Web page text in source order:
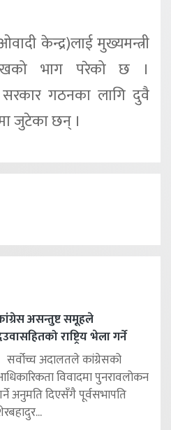
केन्द्र)लाई मुख्यमन्त्री
भाग परेको छ ।
सरकार गठनका लागि दुवै
जुटेका छन् ।
असन्तुष्ट समूहले
राष्ट्रिय भेला गर्ने
सर्वोच्च अदालतले कांग्रेसको
विवादमा पुनरावलोकन
अनुमति दिएसँगै पूर्वसभापति